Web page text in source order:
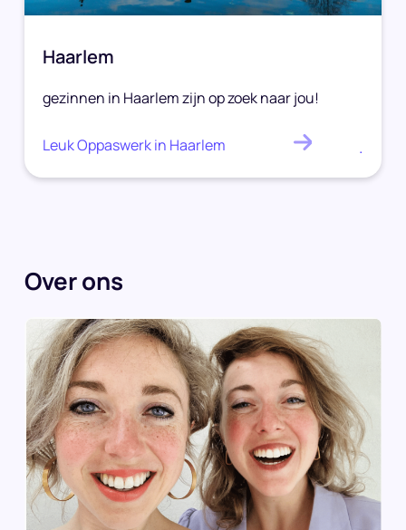
Haarlem
gezinnen in Haarlem zijn op zoek naar jou!
Leuk Oppaswerk in Haarlem .
Over ons